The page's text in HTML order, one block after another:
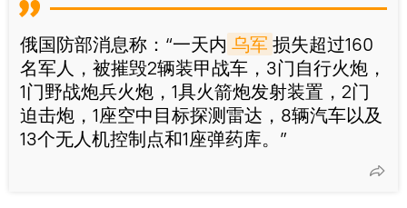
俄国防部消息称：“一天内 乌军 损失超过160
名军人，被摧毁2辆装甲战车，3门自行火炮，
1门野战炮兵火炮，1具火箭炮发射装置，2门
迫击炮，1座空中目标探测雷达，8辆汽车以及
13个无人机控制点和1座弹药库。”